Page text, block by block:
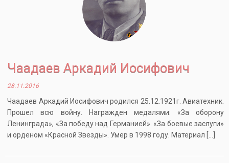
Чаадаев Аркадий Иосифович
28.11.2016
Чаадаев Аркадий Иосифович родился 25.12.1921г. Авиатехник.
Прошел всю войну. Награжден медалями: «За оборону
Ленинграда», «За победу над Германией». «За боевые заслуги»
и орденом «Красной Звезды». Умер в 1998 году. Материал […]